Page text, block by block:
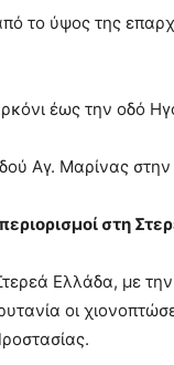
το ύψος της
έως την οδό
Αγ. Μαρίνας
στη
Ελλάδα, με
οι